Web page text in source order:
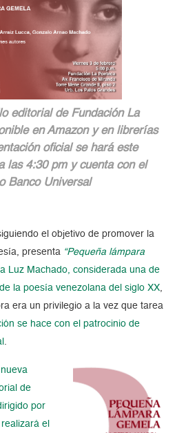
editorial de Fundación La
en Amazon y en librerías
oficial se hará este
las 4:30 pm y cuenta con el
Banco Universal
el objetivo de promover la
presenta “Pequeña lámpara
Luz Machado, considerada una de
la poesía venezolana del siglo XX,
era un privilegio a la vez que tarea
se hace con el patrocinio de
.
de
por
el